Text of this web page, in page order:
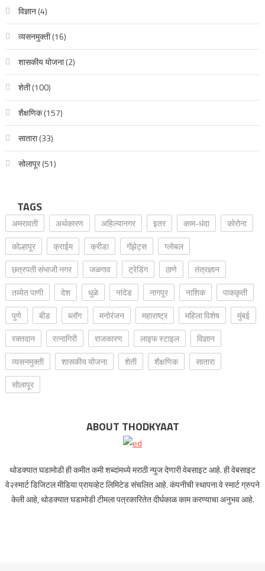
विज्ञान(4)
व्यसनमुक्ती(16)
शासकीय योजना(2)
शेती(100)
शैक्षणिक(157)
सातारा(33)
सोलापूर(51)
TAGS
अमरावती अर्थकारण अहिल्यानगर इतर काम-धंदा
कोरोना
कोल्हापूर
क्राईम क्रीडा गॅझेट्स
ग्लोबल
छत्रपती संभाजी नगर
जळगाव ट्रेडिंग ठाणे
तंत्रज्ञान
तब्येत पाणी
देश धुळे नांदेड नागपूर नाशिक
पाककृती
पुणे
बीड ब्लॉग मनोरंजन महाराष्ट्र महिला विशेष
मुंबई
रक्‍तदान
रत्नागिरी राजकारण लाइफ स्टाइल
विज्ञान
व्यसनमुक्ती
शासकीय योजना शेती शैक्षणिक
सातारा
सोलापूर
ABOUT THODKYAAT
थोडक्यात घडामोडी ही कमीत कमी शब्दांमध्ये मराठी न्युज देणारी वेबसाइट आहे. ही वेबसाइट
वे२स्मार्ट डिजिटल मीडिया प्रायव्हेट लिमिटेड संचलित आहे. कंपनीची स्थापना वे स्मार्ट ग्रुपने
केली आहे, थोडक्यात घडामोडी टीमला पत्रकारितेत दीर्घकाळ काम करण्याचा अनुभव आहे.